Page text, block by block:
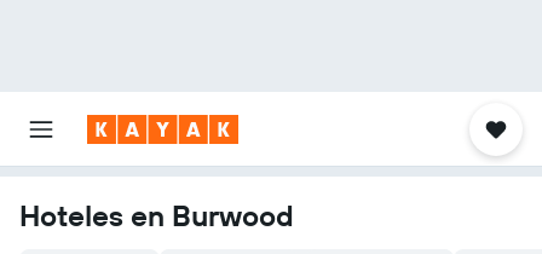
Hoteles en Burwood